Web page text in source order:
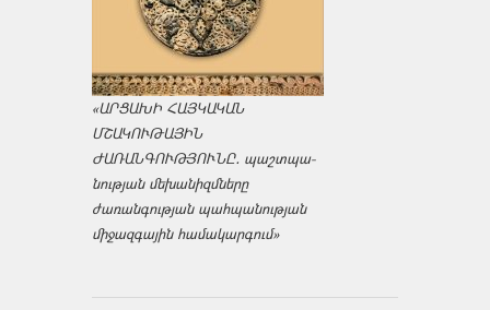
«ԱՐՑԱԽԻ ՀԱՅԿԱԿԱՆ
ՄՇԱԿՈՒԹԱՅԻՆ
ԺԱՌԱՆԳՈՒԹՅՈՒՆԸ․ պաշտպա­
նության մեխանիզմները
ժառանգության պահպանության
միջազ­գային համակարգում»